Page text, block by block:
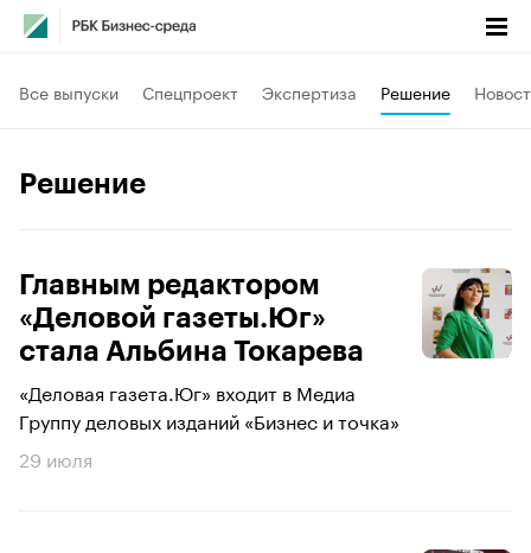
Все выпуски Спецпроект Экспертиза Решение
Решение
Главным редактором
«Деловой газеты.Юг»
стала Альбина Токарева
«Деловая газета.Юг» входит в Медиа
Группу деловых изданий «Бизнес и точка»
29 июля